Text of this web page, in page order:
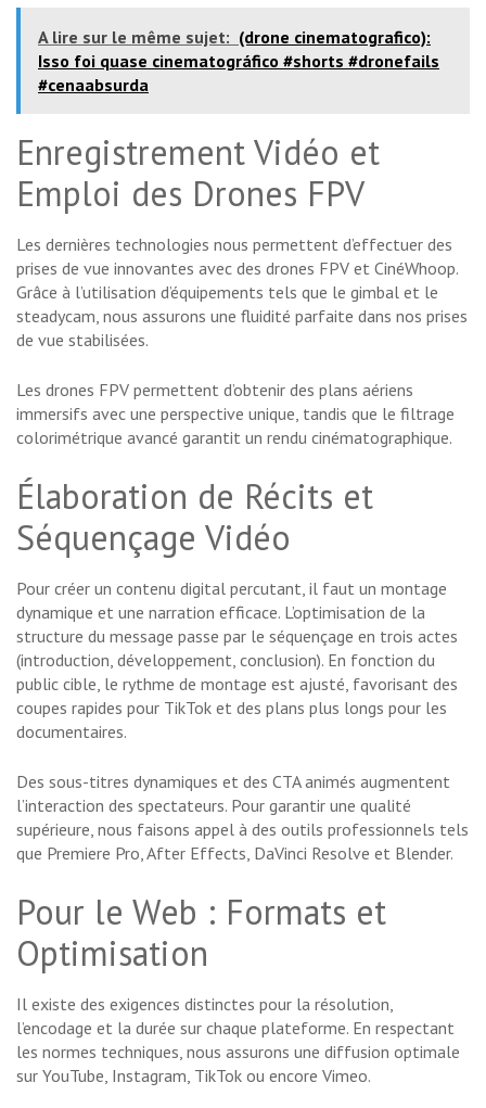
A lire sur le même sujet: (drone cinematografico):
Isso foi quase cinematográfico #shorts #dronefails
#cenaabsurda
Enregistrement Vidéo et
Emploi des Drones FPV
Les dernières technologies nous permettent d’effectuer des
prises de vue innovantes avec des drones FPV et CinéWhoop.
Grâce à l’utilisation d’équipements tels que le gimbal et le
steadycam, nous assurons une fluidité parfaite dans nos prises
de vue stabilisées.
Les drones FPV permettent d’obtenir des plans aériens
immersifs avec une perspective unique, tandis que le filtrage
colorimétrique avancé garantit un rendu cinématographique.
Élaboration de Récits et
Séquençage Vidéo
Pour créer un contenu digital percutant, il faut un montage
dynamique et une narration efficace. L’optimisation de la
structure du message passe par le séquençage en trois actes
(introduction, développement, conclusion). En fonction du
public cible, le rythme de montage est ajusté, favorisant des
coupes rapides pour TikTok et des plans plus longs pour les
documentaires.
Des sous-titres dynamiques et des CTA animés augmentent
l’interaction des spectateurs. Pour garantir une qualité
supérieure, nous faisons appel à des outils professionnels tels
que Premiere Pro, After Effects, DaVinci Resolve et Blender.
Pour le Web : Formats et
Optimisation
Il existe des exigences distinctes pour la résolution,
l’encodage et la durée sur chaque plateforme. En respectant
les normes techniques, nous assurons une diffusion optimale
sur YouTube, Instagram, TikTok ou encore Vimeo.